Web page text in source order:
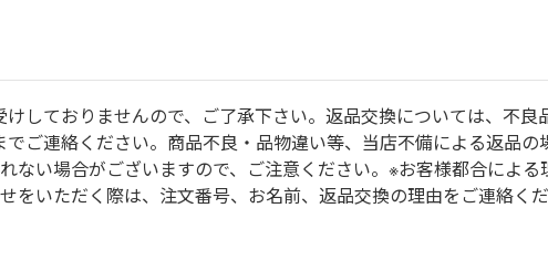
しておりませんので、ご了承下さい。返品交換については、不
ご連絡ください。商品不良・品物違い等、当店不備による返品の
ない場合がございますので、ご注意ください。※お客様都合によ
をいただく際は、注文番号、お名前、返品交換の理由をご連絡くだ